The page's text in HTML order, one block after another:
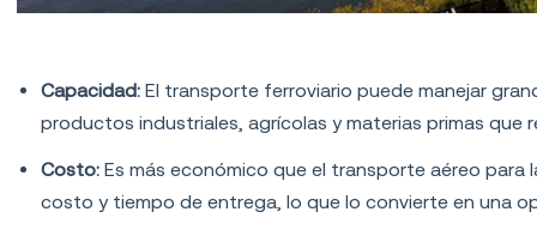
Capacidad: El transporte ferroviario puede manejar
productos industriales, agrícolas y materias primas que
Costo: Es más económico que el transporte aéreo
costo y tiempo de entrega, lo que lo convierte en una